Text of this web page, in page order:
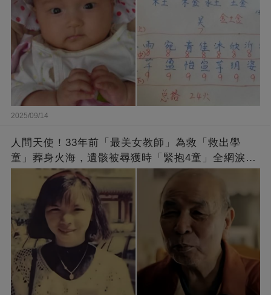
2025/09/14
人間天使！33年前「最美女教師」為救「救出學
童」葬身火海，遺骸被尋獲時「緊抱4童」全網淚
崩：真正的英雄不該被遺忘